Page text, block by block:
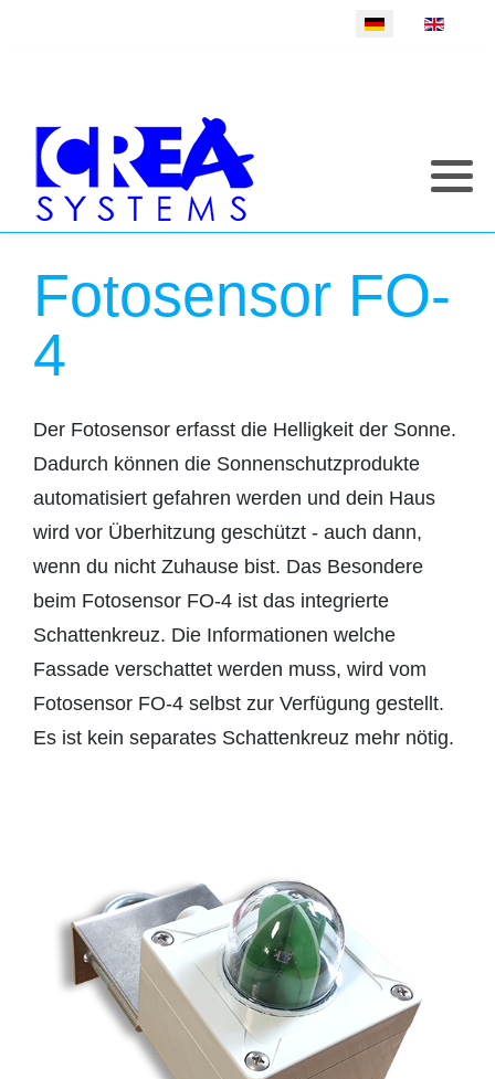
Sprache auswählen
Fotosensor FO-
4
Der Fotosensor erfasst die Helligkeit der Sonne.
Dadurch können die Sonnenschutzprodukte
automatisiert gefahren werden und dein Haus
wird vor Überhitzung geschützt - auch dann,
wenn du nicht Zuhause bist. Das Besondere
beim Fotosensor FO-4 ist das integrierte
Schattenkreuz. Die Informationen welche
Fassade verschattet werden muss, wird vom
Fotosensor FO-4 selbst zur Verfügung gestellt.
Es ist kein separates Schattenkreuz mehr nötig.